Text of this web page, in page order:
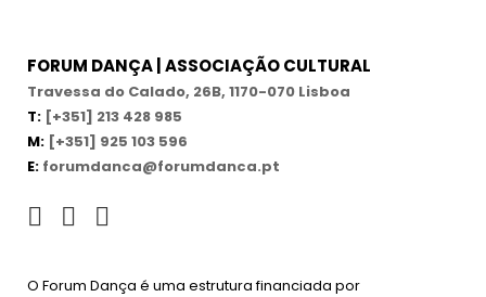
FORUM DANÇA | ASSOCIAÇÃO CULTURAL
Travessa do Calado, 26B, 1170-070 Lisboa
T: [+351] 213 428 985
M: [+351] 925 103 596
E: forumdanca@forumdanca.pt
O Forum Dança é uma estrutura financiada por